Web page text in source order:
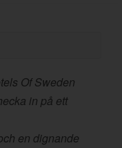
Of Sweden
in på ett
en dignande